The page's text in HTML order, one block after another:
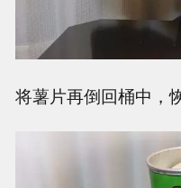
将薯片再倒回桶中，